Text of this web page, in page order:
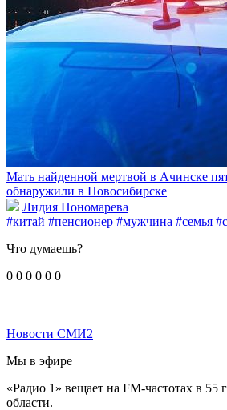
Мать найденной мертвой в Ачинске
обнаружили в Новосибирске
Лидия Пономарева
#китай #пенсионер #мужчина #семья
Что думаешь?
0 0 0 0 0 0
Новости СМИ2
Мы в эфире
«Радио 1» вещает на FM-частотах в 55
области.